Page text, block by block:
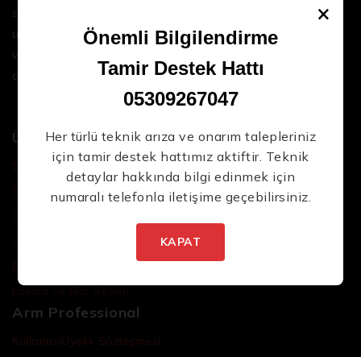
sektördeki en son teknolojileri ve yüksek kaliteli
ürünleri bir araya getirerek iş süreçlerinizi daha
verimli ve sorunsuz hale getirmenize yardımcı
oluyoruz.
Ürünler
Şarjlı El Aletleri
Şarjlı Led Lambalar
Özel Tasarım El Aletleri
Cırcır Kolları
Batarya ve Adaptörler
Lokma ve Bits Setleri
Arm Professional
Kullanıcı/Üyelik Sözleşmesi
×
Önemli Bilgilendirme
Tamir Destek Hattı
05309267047
Her türlü teknik arıza ve onarım talepleriniz
için tamir destek hattımız aktiftir. Teknik
detaylar hakkında bilgi edinmek için
numaralı telefonla iletişime geçebilirsiniz.
KAPAT